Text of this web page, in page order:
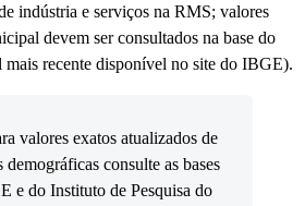
indústria e serviços na RMS; valores
devem ser consultados na base do
recente disponível no site do IBGE).
valores exatos atualizados de
consulte as bases
e do Instituto de Pesquisa do